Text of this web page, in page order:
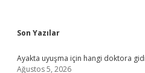
Sidebar
Son Yazılar
Ayakta uyuşma için hangi doktora
Ağustos 5, 2026